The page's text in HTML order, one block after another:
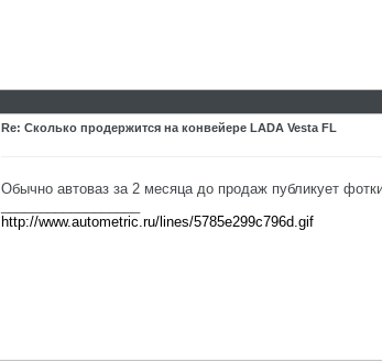
Re: Сколько продержится на конвейере LADA Vesta FL
Обычно автоваз за 2 месяца до продаж публикует
http://www.autometric.ru/lines/5785e299c796d.gif